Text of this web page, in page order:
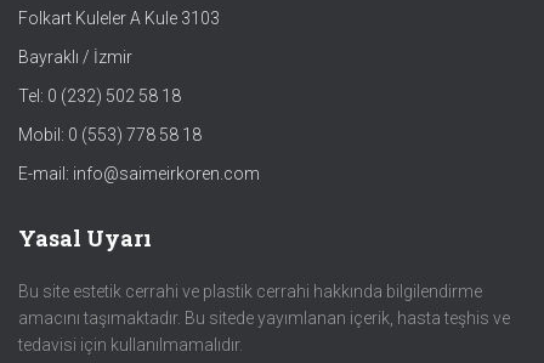
Folkart Kuleler A Kule 3103
Bayraklı / İzmir
Tel: 0 (232) 502 58 18
Mobil: 0 (553) 778 58 18
E-mail: info@saimeirkoren.com
Yasal Uyarı
Bu site estetik cerrahi ve plastik cerrahi hakkında bilgilendirme
amacını taşımaktadır. Bu sitede yayımlanan içerik, hasta teşhis ve
tedavisi için kullanılmamalıdır.